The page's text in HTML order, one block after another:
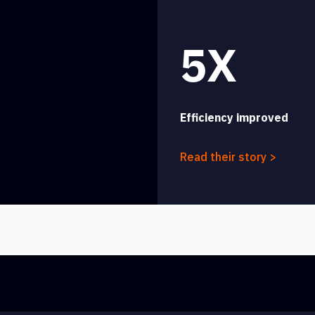
5X
Efficiency improved
Read their story >